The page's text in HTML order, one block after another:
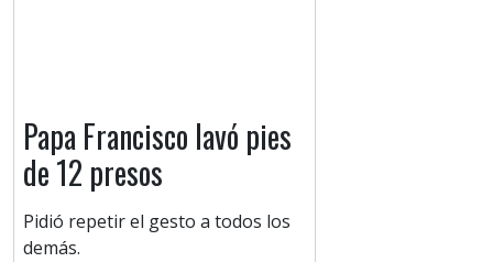
Papa Francisco lavó pies
de 12 presos
Pidió repetir el gesto a todos los
demás.